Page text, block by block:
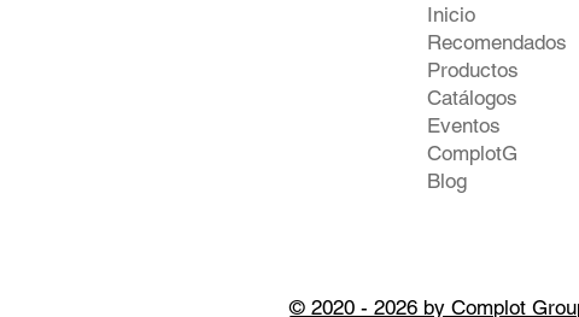
Inicio
Recomendados
Productos
Catálogos
Eventos
ComplotG
Blog
© 2020 - 2026 by Complot